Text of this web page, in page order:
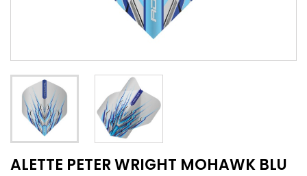
ALETTE PETER WRIGHT MOHAWK BLU